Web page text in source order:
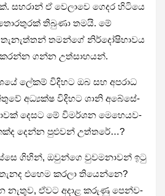
සහ­රාන් ඒ වෙලාවෙ ගෙදර හිටියෙ
තිබුණා තමයි. මේ
තමන්ගේ නිර්දෝ­ෂි­භා­වය
ගන්න උත්සා­හ­යන්.
ලේකම් විදි­හට ඔබ සහ අප­රාධ
අධ්‍යක්ෂ විදි­හට ශානි අබේ­සේ­
දෙසට මේ විම­ර්ශන මෙහෙ­ය­ව­
දෙන්න පුළු­වන් උත්තරේ…?
ගිහින්, ඔවුන්ගෙ වුව­ම­නා­වන් ඉටු
එහෙම කරලා තියෙන්නෙ?
නැතුව, ඒවට අදාළ කරුණු පෙන්ව­